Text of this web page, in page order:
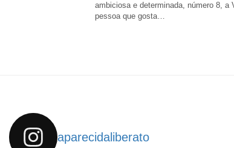
ambiciosa e determinada, número 8, a
pessoa que gosta…
aparecidaliberato